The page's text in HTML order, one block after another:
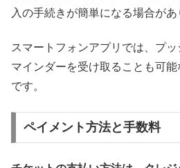
入の手続きが簡単になる場合があ
スマートフォンアプリでは、プ
マインダーを受け取ることも可
です。
ペイメント方法と手数料